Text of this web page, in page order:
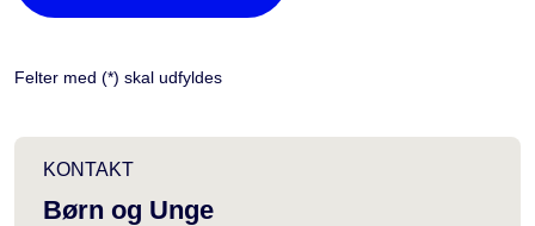
Felter med (*) skal udfyldes
KONTAKT
Børn og Unge